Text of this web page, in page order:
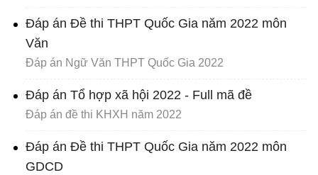
Đáp án Đề thi THPT Quốc Gia năm 2022 môn
Văn
Đáp án Ngữ Văn THPT Quốc Gia 2022
Đáp án Tổ hợp xã hội 2022 - Full mã đề
Đáp án đề thi KHXH năm 2022
Đáp án Đề thi THPT Quốc Gia năm 2022 môn
GDCD